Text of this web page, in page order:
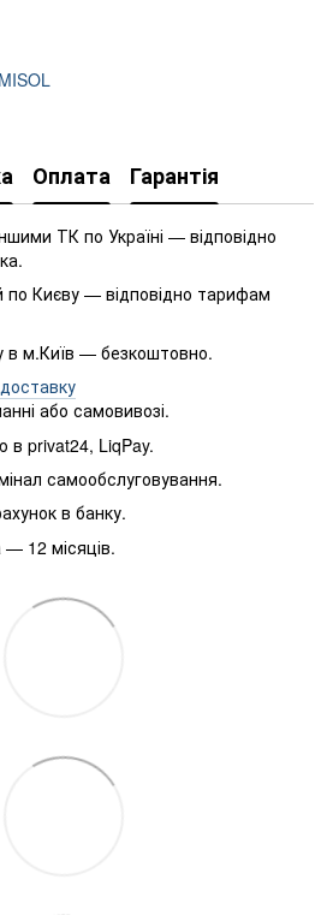
Оплата Гарантія
ТК по Україні — відповідно
Києву — відповідно тарифам
в м.Київ — безкоштовно.
або самовивозі.
в privat24, LiqPay.
самообслуговування.
в банку.
— 12 місяців.